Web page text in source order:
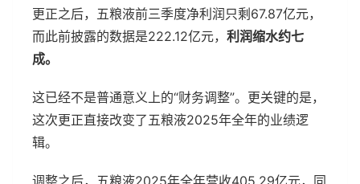
更正之后，五粮液前三季度净利润只剩67.87亿元，
而此前披露的数据是222.12亿元， 利润缩水约七
成。
这已经不是普通意义上的“财务调整”。更关键的是，
这次更正直接改变了五粮液2025年全年的业绩逻
辑。
调整之后，五粮液2025年全年营收405.29亿元，同